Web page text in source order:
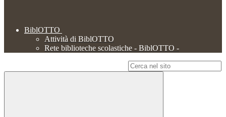
BiblOTTO
Attività di BiblOTTO
Rete biblioteche scolastiche - BiblOTTO -